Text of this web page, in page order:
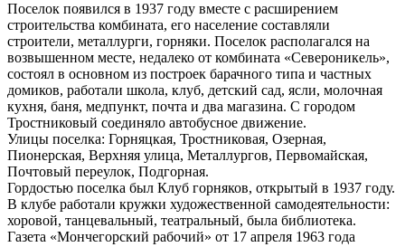
Поселок появился в 1937 году вместе с расширением
строительства комбината, его население составляли
строители, металлурги, горняки. Поселок располагался на
возвышенном месте, недалеко от комбината «Североникель»,
состоял в основном из построек барачного типа и частных
домиков, работали школа, клуб, детский сад, ясли, молочная
кухня, баня, медпункт, почта и два магазина. С городом
Тростниковый соединяло автобусное движение.
Улицы поселка: Горняцкая, Тростниковая, Озерная,
Пионерская, Верхняя улица, Металлургов, Первомайская,
Почтовый переулок, Подгорная.
Гордостью поселка был Клуб горняков, открытый в 1937 году.
В клубе работали кружки художественной самодеятельности:
хоровой, танцевальный, театральный, была библиотека.
Газета «Мончегорский рабочий» от 17 апреля 1963 года